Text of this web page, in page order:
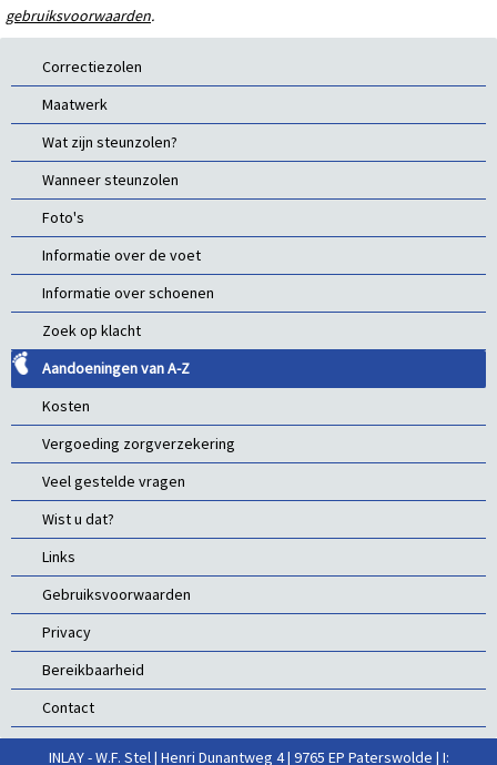
gebruiksvoorwaarden.
Correctiezolen
Maatwerk
Wat zijn steunzolen?
Wanneer steunzolen
Foto's
Informatie over de voet
Informatie over schoenen
Zoek op klacht
Aandoeningen van A-Z
Kosten
Vergoeding zorgverzekering
Veel gestelde vragen
Wist u dat?
Links
Gebruiksvoorwaarden
Privacy
Bereikbaarheid
Contact
INLAY - W.F. Stel | Henri Dunantweg 4 | 9765 EP Paterswolde | I: